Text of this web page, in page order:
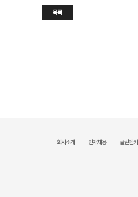
목록
회사소개 인재채용 클린엔카